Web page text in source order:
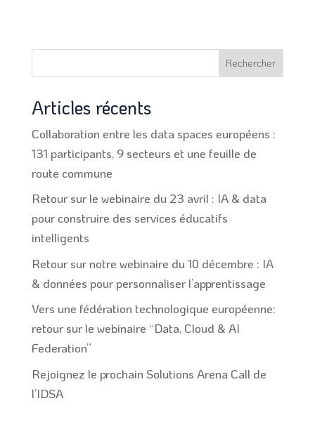
Rechercher
Articles récents
Collaboration entre les data spaces européens :
131 participants, 9 secteurs et une feuille de
route commune
Retour sur le webinaire du 23 avril : IA & data
pour construire des services éducatifs
intelligents
Retour sur notre webinaire du 10 décembre : IA
& données pour personnaliser l’apprentissage
Vers une fédération technologique européenne:
retour sur le webinaire “Data, Cloud & AI
Federation”
Rejoignez le prochain Solutions Arena Call de
l’IDSA